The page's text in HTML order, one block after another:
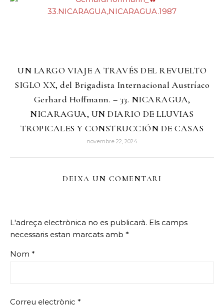
UN LARGO VIAJE A TRAVÉS DEL REVUELTO
SIGLO XX, del Brigadista Internacional Austríaco
Gerhard Hoffmann. – 33. NICARAGUA,
NICARAGUA, UN DIARIO DE LLUVIAS
TROPICALES Y CONSTRUCCIÓN DE CASAS
novembre 22, 2024
DEIXA UN COMENTARI
L'adreça electrònica no es publicarà. Els camps
necessaris estan marcats amb *
Nom *
Correu electrònic *